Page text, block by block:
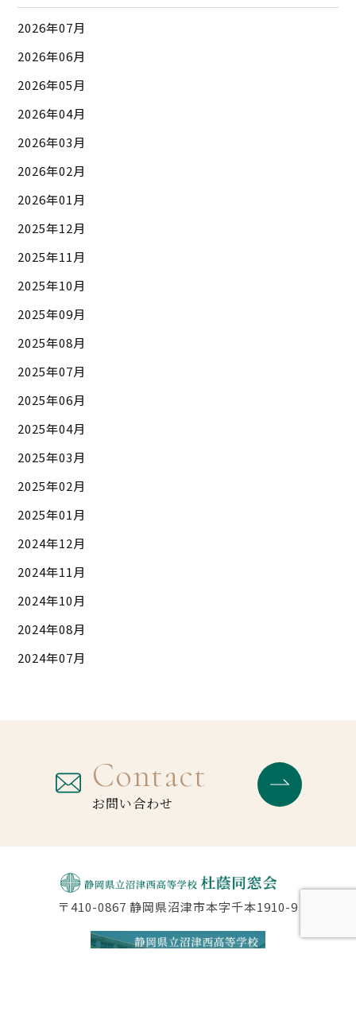
2026年07月
2026年06月
2026年05月
2026年04月
2026年03月
2026年02月
2026年01月
2025年12月
2025年11月
2025年10月
2025年09月
2025年08月
2025年07月
2025年06月
2025年04月
2025年03月
2025年02月
2025年01月
2024年12月
2024年11月
2024年10月
2024年08月
2024年07月
Contact
お問い合わせ
〒410-0867 静岡県沼津市本字千本1910-9